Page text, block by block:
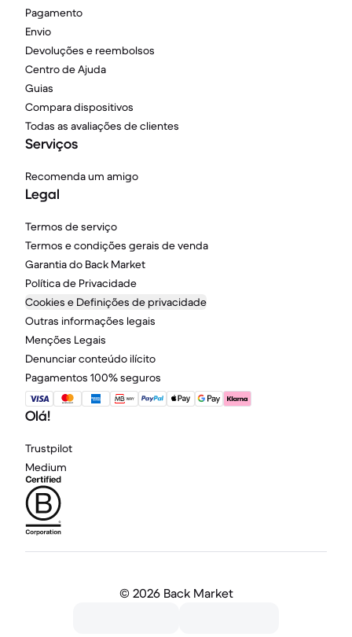
Pagamento
Envio
Devoluções e reembolsos
Centro de Ajuda
Guias
Compara dispositivos
Todas as avaliações de clientes
Serviços
Recomenda um amigo
Legal
Termos de serviço
Termos e condições gerais de venda
Garantia do Back Market
Política de Privacidade
Cookies e Definições de privacidade
Outras informações legais
Menções Legais
Denunciar conteúdo ilícito
Pagamentos 100% seguros
Olá!
Trustpilot
Medium
© 2026 Back Market